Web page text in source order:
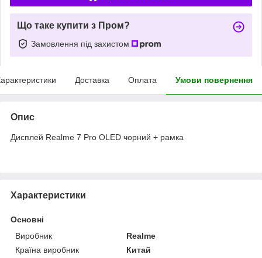
Що таке купити з Пром?
Замовлення під захистом
Доставка Оплата Умови повернення
Опис
Дисплей Realme 7 Pro OLED чорний + рамка
Характеристики
Основні
Виробник
Realme
Країна виробник
Китай